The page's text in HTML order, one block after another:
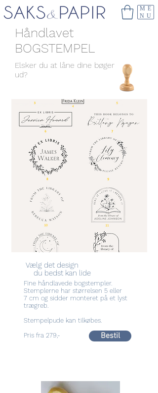
ME
NU
Håndlavet
BOGSTEMPEL
Elsker du at låne dine bøger
ud?
Vælg det design
du bedst kan lide
Fine håndlavede bogstempler.
Stemplerne har størrelsen 5 eller
7 cm og sidder monteret på et lyst
trægreb.
Stempelpude kan tilkøbes.
Pris fra 279,-
Bestil